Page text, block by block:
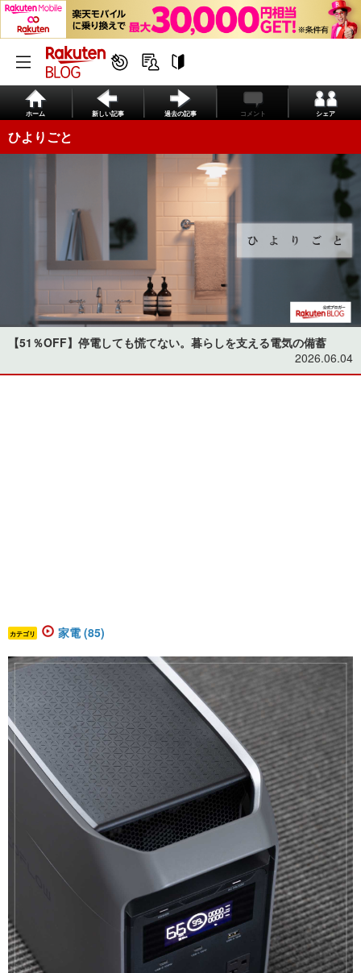
ホーム 新しい記事 過去の記事 コメント シェア
ひよりごと
【51％OFF】停電しても慌てない。暮らしを支える電気の備蓄
2026.06.04
カテゴリ 家電 (85)